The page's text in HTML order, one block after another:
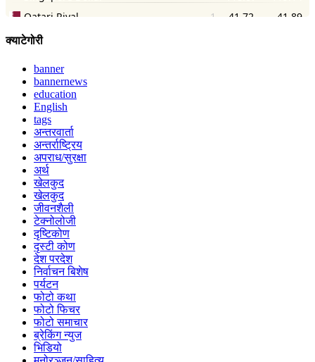
क्याटेगोरी
banner
bannernews
education
English
tags
अन्तरवार्ता
अन्तर्राष्ट्रिय
अपराध/सुरक्षा
अर्थ
खेलकुद
खेलकुद
जीवनशैली
टेक्नोलोजी
दृष्टिकोण
दृस्टी कोण
देश परदेश
निर्वाचन बिशेष
पर्यटन
फोटो कथा
फोटो फिचर
फोटो समाचार
ब्रेकिंग न्युज
भिडियो